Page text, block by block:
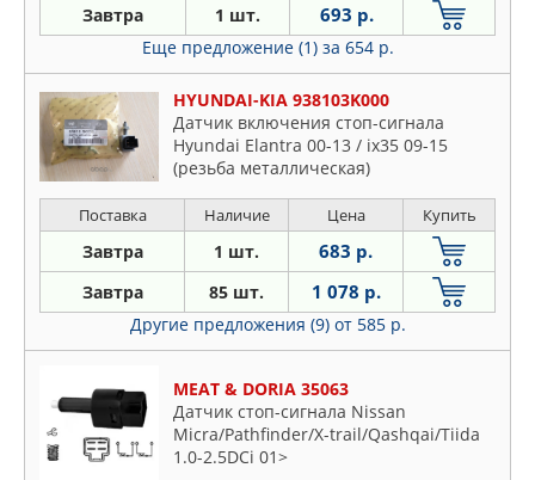
Завтра 1 шт. 693 р.
Еще предложение (1) за 654 р.
HYUNDAI-KIA 938103K000
Датчик включения стоп-сигнала
Hyundai Elantra 00-13 / ix35 09-15
(резьба металлическая)
Поставка Наличие Цена Купить
Завтра 1 шт. 683 р.
Завтра 85 шт. 1 078 р.
Другие предложения (9) от 585 р.
MEAT & DORIA 35063
Датчик стоп-сигнала Nissan
Micra/Pathfinder/X-trail/Qashqai/Tiida
1.0-2.5DCi 01>